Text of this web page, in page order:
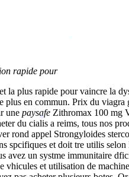
rapide pour
la plus rapide pour vaincre la
plus en commun. Prix du viagra
une paysafe Zithromax 100 mg
du cialis a reims, tous nos
rond appel Strongyloides
spcifiques et doit tre utilis selon
avez un systme immunitaire
vhicules et utilisation de
*